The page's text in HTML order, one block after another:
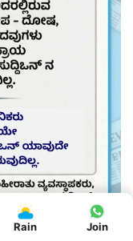
Rain Join